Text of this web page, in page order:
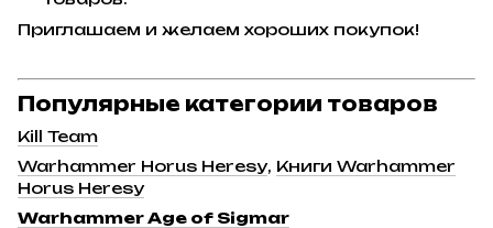
Приглашаем и желаем хороших покупок!
Популярные категории товаров
Kill Team
Warhammer Horus Heresy, Книги Warhammer
Horus Heresy
Warhammer Age of Sigmar